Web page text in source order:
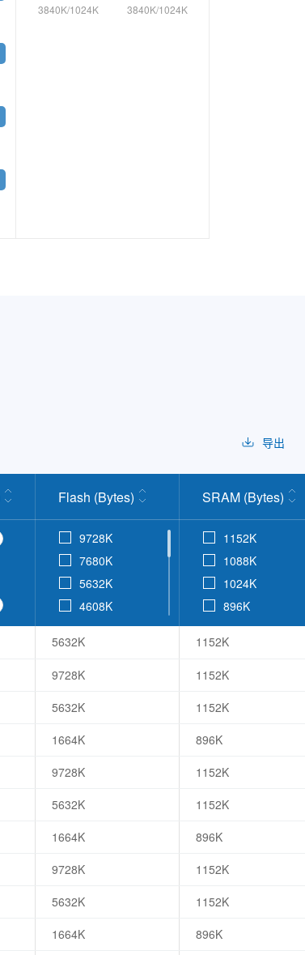
3840K/1024K
3840K/1024K
导出
Flash (Bytes)
9728K
7680K
5632K
4608K
3840K
3072K
2048K
512K
256K
SRAM (Bytes)
1152K
1088K
1024K
896K
768K
576K
512K
192K
96K
5632K 1152K
9728K
1152K
5632K
1152K
1664K
896K
9728K
1152K
5632K
1152K
1664K
896K
9728K
1152K
5632K
1152K
1664K
896K